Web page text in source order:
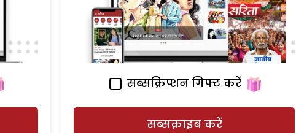
सब्सक्रिप्शन गिफ्ट करें
सब्सक्राइब करें